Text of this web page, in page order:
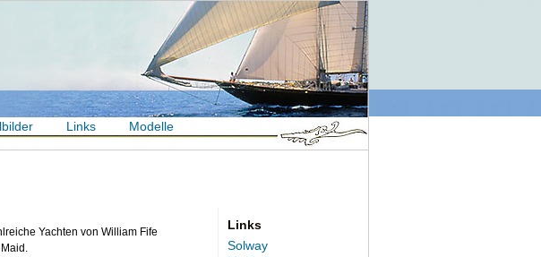
Links Modelle
Yachten von William Fife
Links
Solway